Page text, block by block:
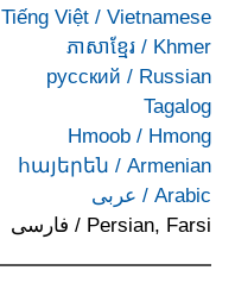
Vietnamese
/
Tiếng Việt
Khmer
/
ភាសាខ្មែរ
Russian
/
русский
Tagalog
Hmong
/
Hmoob
Armenian
/
հայերեն
Arabic
/ عربى
Persian, Farsi
/ فارسی